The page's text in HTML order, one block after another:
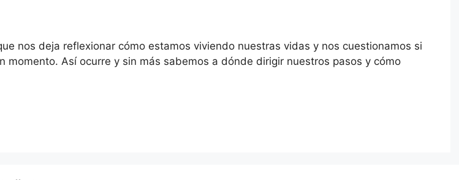
nos deja reflexionar cómo estamos viviendo nuestras vidas y nos cuestionamos si
Así ocurre y sin más sabemos a dónde dirigir nuestros pasos y cómo